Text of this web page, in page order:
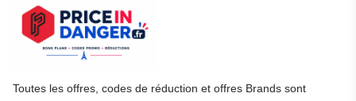
Toutes les offres, codes de réduction et offres Brands sont